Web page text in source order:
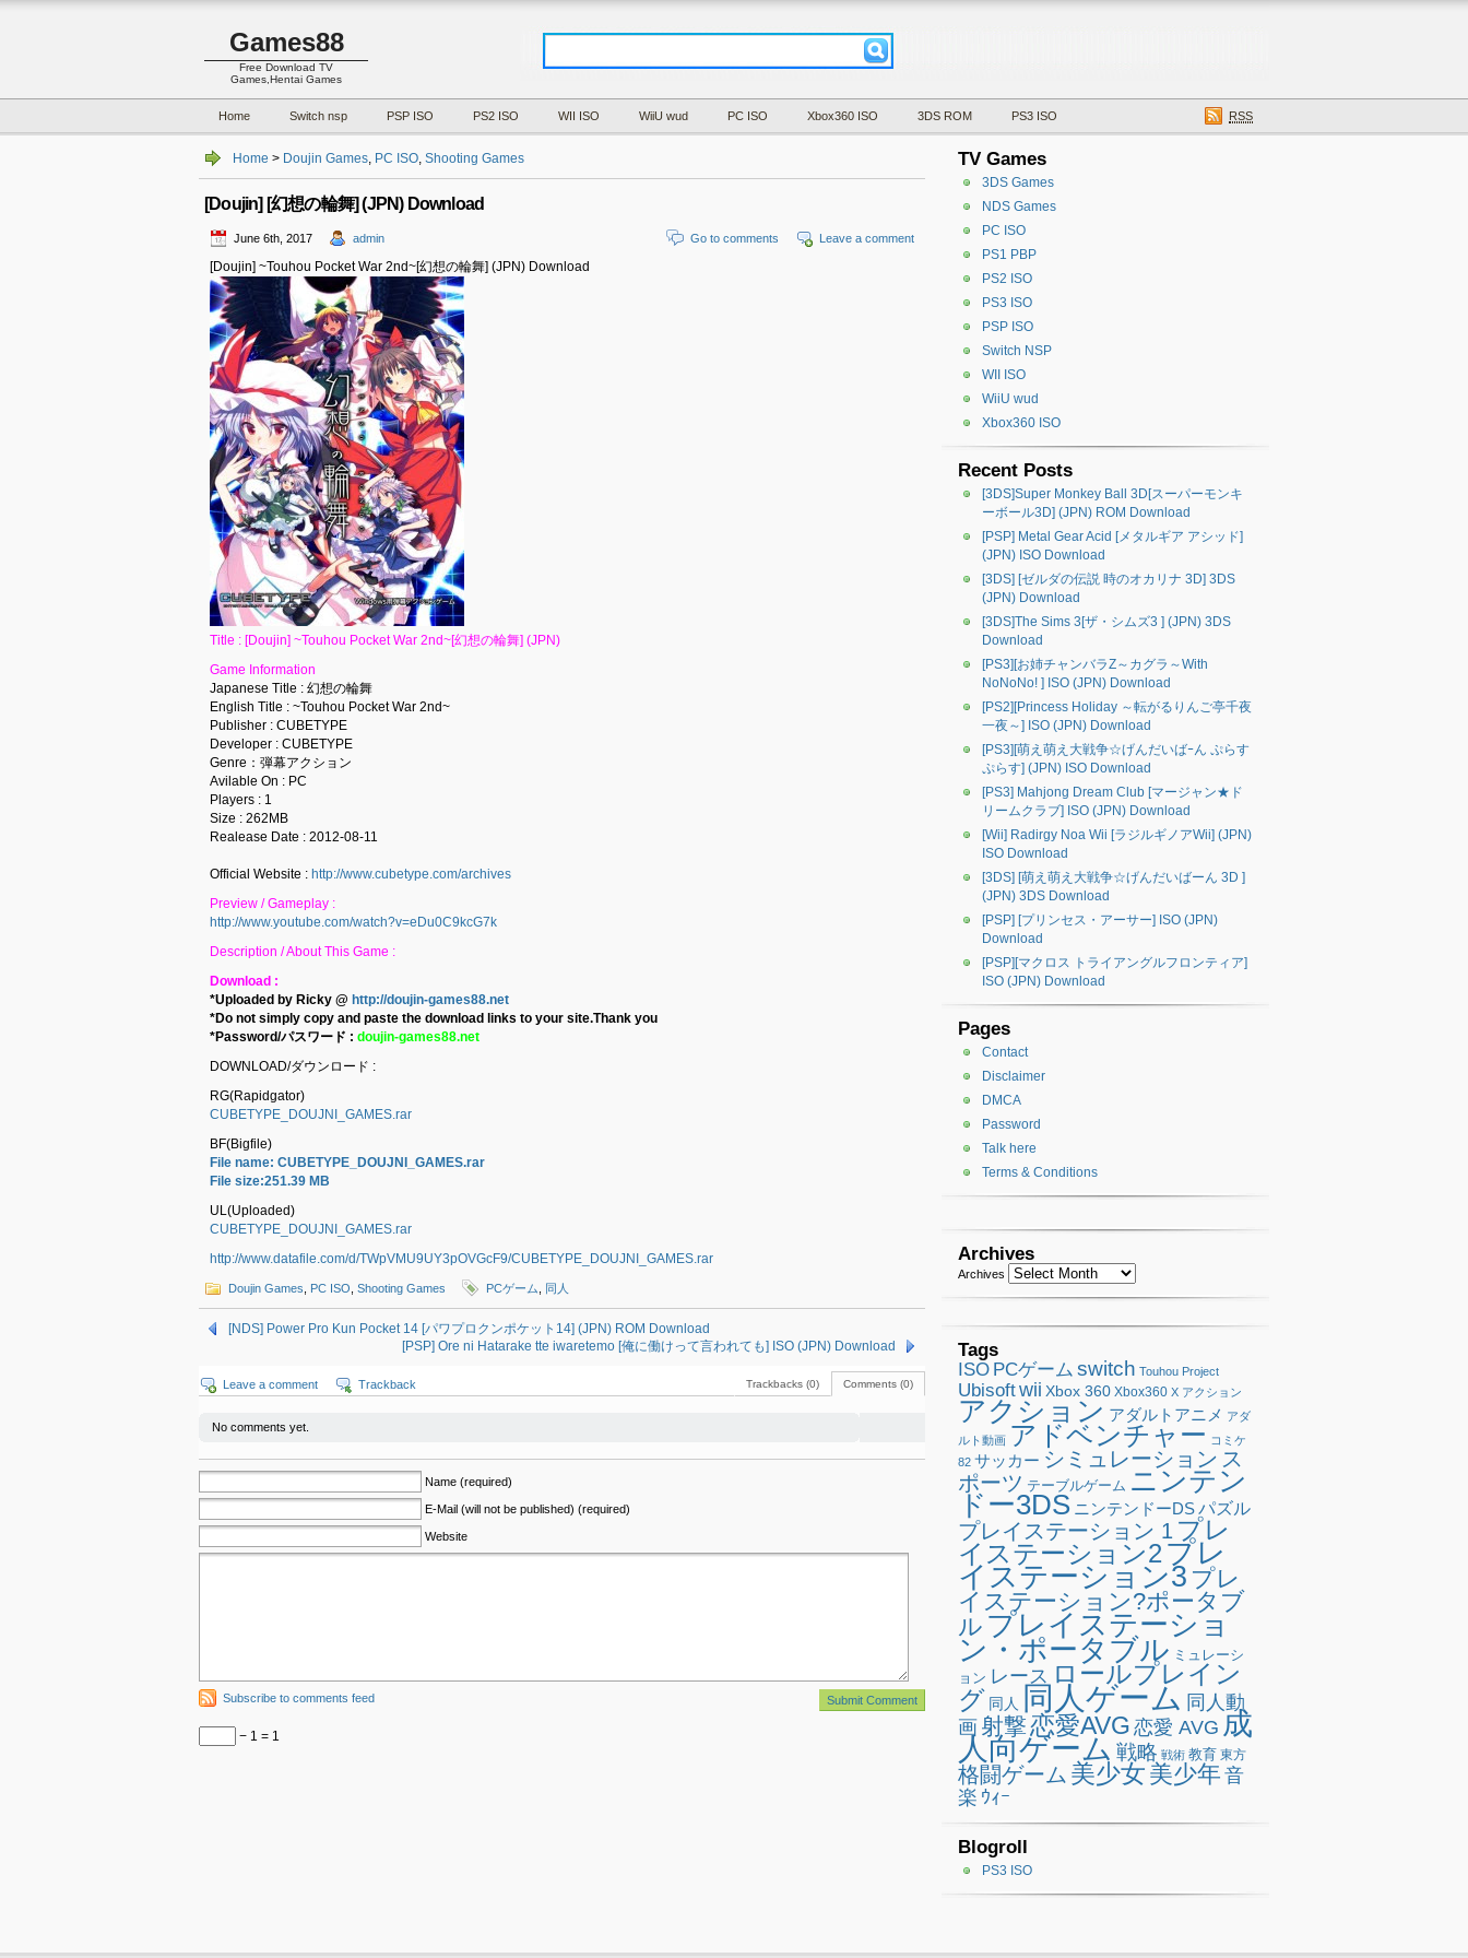
Games88
Free Download TV
Games,Hentai Games
Home Switch nsp PSP ISO PS2 ISO WII ISO WiiU wud PC ISO Xbox360 ISO 3DS ROM PS3 ISO RSS
Home > Doujin Games, PC ISO, Shooting Games
[Doujin] [幻想の輪舞] (JPN) Download
June 6th, 2017 admin Leave a comment
Go to comments
[Doujin] ~Touhou Pocket War 2nd~[幻想の輪舞] (JPN) Download
Title : [Doujin] ~Touhou Pocket War 2nd~[幻想の輪舞] (JPN)
Game Information
Japanese Title : 幻想の輪舞
English Title : ~Touhou Pocket War 2nd~
Publisher : CUBETYPE
Developer : CUBETYPE
Genre：弾幕アクション
Avilable On : PC
Players : 1
Size : 262MB
Realease Date : 2012-08-11
Official Website : http://www.cubetype.com/archives
Preview / Gameplay :
http://www.youtube.com/watch?v=eDu0C9kcG7k
Description / About This Game :
Download :
*Uploaded by Ricky @ http://doujin-games88.net
*Do not simply copy and paste the download links to your site.Thank you
*Password/パスワード : doujin-games88.net
DOWNLOAD/ダウンロード :
RG(Rapidgator)
CUBETYPE_DOUJNI_GAMES.rar
BF(Bigfile)
File name: CUBETYPE_DOUJNI_GAMES.rar
File size:251.39 MB
UL(Uploaded)
CUBETYPE_DOUJNI_GAMES.rar
http://www.datafile.com/d/TWpVMU9UY3pOVGcF9/CUBETYPE_DOUJNI_GAMES.rar
Doujin Games PC ISO Shooting Games PCゲーム 同人
[NDS] Power Pro Kun Pocket 14 [パワプロクンポケット14] (JPN) ROM Download
[PSP] Ore ni Hatarake tte iwaretemo [俺に働けって言われても] ISO (JPN) Download
Comments (0)
Trackbacks (0)
Leave a comment Trackback
No comments yet.
Name (required)
E-Mail (will not be published) (required)
Website
Subscribe to comments feed
− 1 = 1
TV Games
3DS Games
NDS Games
PC ISO
PS1 PBP
PS2 ISO
PS3 ISO
PSP ISO
Switch NSP
WII ISO
WiiU wud
Xbox360 ISO
Recent Posts
[3DS]Super Monkey Ball 3D[スーパーモンキ
ーボール3D] (JPN) ROM Download
[PSP] Metal Gear Acid [メタルギア アシッド]
(JPN) ISO Download
[3DS] [ゼルダの伝説 時のオカリナ 3D] 3DS
(JPN) Download
[3DS]The Sims 3[ザ・シムズ3 ] (JPN) 3DS
Download
[PS3][お姉チャンバラZ～カグラ～With
NoNoNo! ] ISO (JPN) Download
[PS2][Princess Holiday ～転がるりんご亭千夜
一夜～] ISO (JPN) Download
[PS3][萌え萌え大戦争☆げんだいばｰん ぷらす
ぷらす] (JPN) ISO Download
[PS3] Mahjong Dream Club [マージャン★ド
リームクラブ] ISO (JPN) Download
[Wii] Radirgy Noa Wii [ラジルギノアWii] (JPN)
ISO Download
[3DS] [萌え萌え大戦争☆げんだいばーん 3D ]
(JPN) 3DS Download
[PSP] [プリンセス・アーサー] ISO (JPN)
Download
[PSP][マクロス トライアングルフロンティア]
ISO (JPN) Download
Pages
Contact
Disclaimer
DMCA
Password
Talk here
Terms & Conditions
Archives
Archives
Tags
ISO PCゲーム switch Touhou Project
Ubisoftwii Xbox 360 Xbox360 X アクション
アクション アダルトアニメ アダ
ルト動画 アドベンチャー コミケ
82 サッカー シミュレーション ス
ポーツ テーブルゲーム ニンテン
ドー3DS ニンテンドーDSパズル
プレイステーション 1 プレ
イステーション2プレ
イステーション3 プレ
イステーション?ポータブ
ル プレイステーショ
ン・ポータブル ミュレーシ
ョン レース ロールプレイン
グ 同人 同人ゲーム 同人動
画射撃恋愛AVG 恋愛 AVG 成
人向ゲーム 戦略 戦術 教育 東方
格闘ゲーム 美少女 美少年音
楽 ｳｨｰ
Blogroll
PS3 ISO